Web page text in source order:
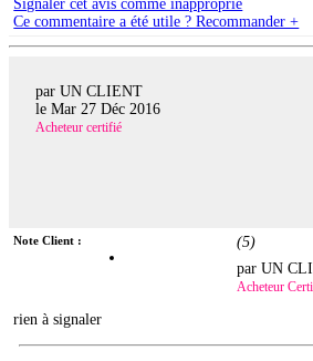
Signaler cet avis comme inapproprié
Ce commentaire a été utile ? Recommander +
par UN CLIENT
le Mar 27 Déc 2016
Acheteur certifié
Note Client : (5)
par UN
Acheteur
rien à signaler